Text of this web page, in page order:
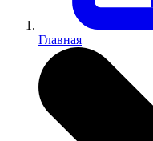
Главная